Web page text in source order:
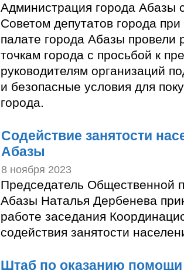
Администрация города Абазы
Советом депутатов города
палате города Абазы провели
точкам города с просьбой к
руководителям организаций
и безопасные условия для
города.
Содействие занятости
Абазы
8 ноября 2023
Председатель Общественной
Абазы Наталья Дербенева
работе заседания
содействия занятости
Штаб по оказанию помощи